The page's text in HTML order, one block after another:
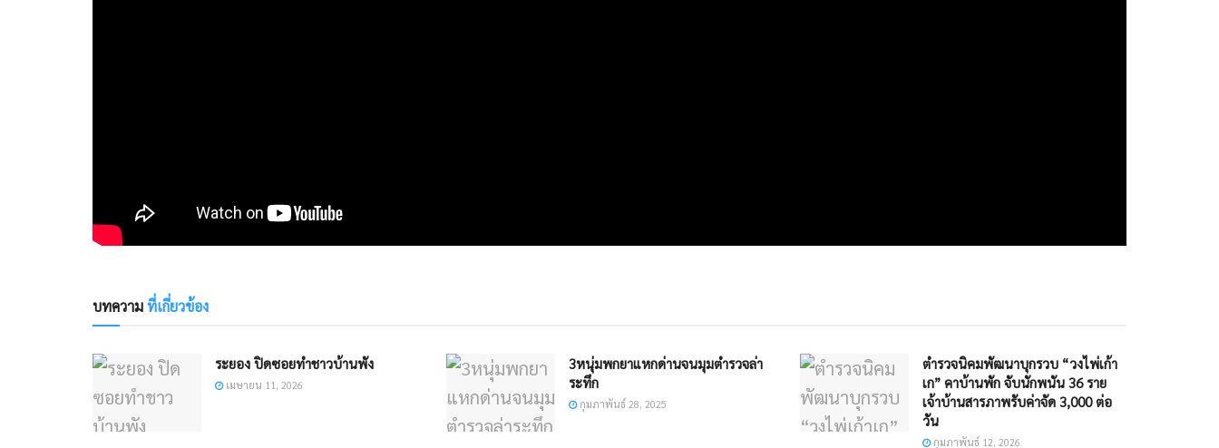
บทความที่เกี่ยวข้อง
ระยอง ปิดซอยทำชาวบ้านพัง​
เมษายน 11, 2026
3หนุ่มพกยาแหกด่านจนมุมตำรวจล่า
ระทึก
กุมภาพันธ์ 28, 2025
ตำรวจนิคมพัฒนาบุกรวบ “วงไพ่เก้า
เก” คาบ้านพัก จับนักพนัน 36 ราย
เจ้าบ้านสารภาพรับค่าจัด 3,000 ต่อ
วัน​
กุมภาพันธ์ 12, 2026